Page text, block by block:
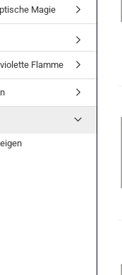
Magie
Flamme